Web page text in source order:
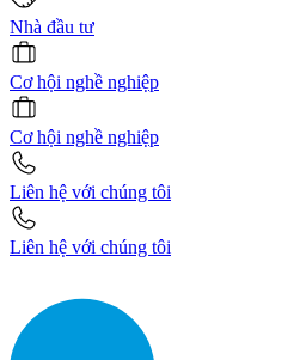
Nhà đầu tư
Cơ hội nghề nghiệp
Cơ hội nghề nghiệp
Liên hệ với chúng tôi
Liên hệ với chúng tôi